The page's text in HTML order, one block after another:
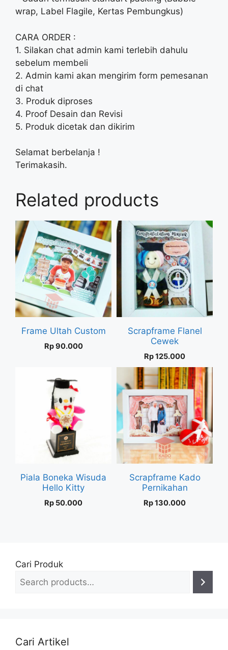
wrap, Label Flagile, Kertas Pembungkus)
CARA ORDER :
1. Silakan chat admin kami terlebih dahulu
sebelum membeli
2. Admin kami akan mengirim form pemesanan
di chat
3. Produk diproses
4. Proof Desain dan Revisi
5. Produk dicetak dan dikirim
Selamat berbelanja !
Terimakasih.
Related products
Frame Ultah Custom
Rp90.000
Scrapframe Flanel
Cewek
Rp125.000
Piala Boneka Wisuda
Hello Kitty
Rp 50.000
Scrapframe Kado
Pernikahan
Rp130.000
Cari Produk
Cari Artikel